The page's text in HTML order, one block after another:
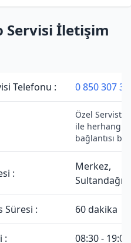
Servisi İletişim
Telefonu : 0 850 307
Özel
ile herhangi
bağlantısı
:
Merkez,
Süresi : 60 dakika
: 08:30 - 19:00